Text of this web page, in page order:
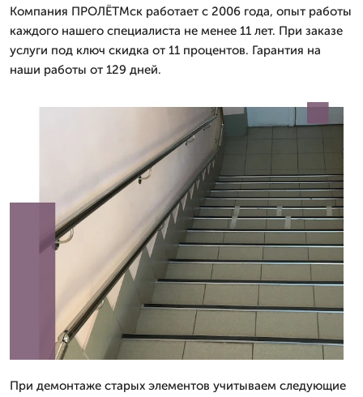
Компания ПРОЛЁТМск работает с 2006 года, опыт работы
каждого нашего специалиста не менее 11 лет. При заказе
услуги под ключ скидка от 11 процентов. Гарантия на
наши работы от 129 дней.
При демонтаже старых элементов учитываем следующие